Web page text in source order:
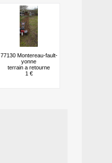
77130 Montereau-fault-
yonne
terrain a retourne
1 €